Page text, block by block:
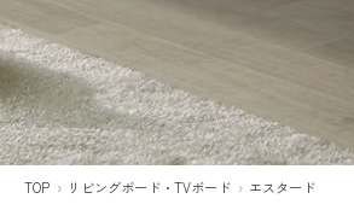
TOP リビングボード・TVボード エスタード